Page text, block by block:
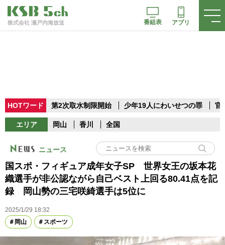
株式会社 瀬戸内海放送 番組表 アプリ
HOTワード 第2次取水制限開始 少年19人にわいせつの罪 官
エリア 岡山 香川 全国
ニュース
国スポ・フィギュア成年女子SP 世界女王の坂本花
織選手が非公認ながら自己ベスト上回る80.41点を記
録 岡山勢の三宅咲綺選手は5位に
2025/1/29 18:32
岡山
スポーツ